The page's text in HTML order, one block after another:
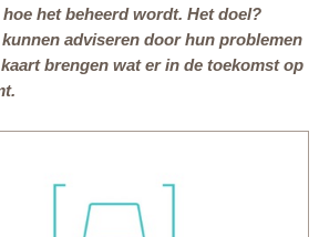
het beheerd wordt. Het doel?
adviseren door hun problemen
brengen wat er in de toekomst op